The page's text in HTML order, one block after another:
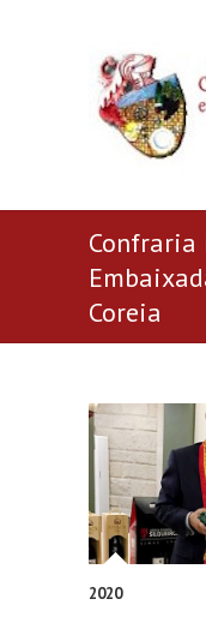
Confraria
Coreia
2020